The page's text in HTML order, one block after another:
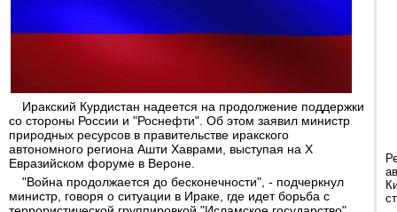
Иракский Курдистан надеется на продолжение поддержки
со стороны России и "Роснефти". Об этом заявил министр
природных ресурсов в правительстве иракского
автономного региона Ашти Хаврами, выступая на X
Евразийском форуме в Вероне.
"Война продолжается до бесконечности", - подчеркнул
министр, говоря о ситуации в Ираке, где идет борьба с